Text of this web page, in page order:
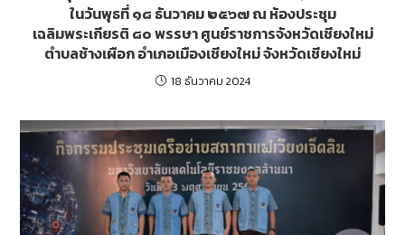
ในวันพุธที่ ๑๘ ธันวาคม ๒๕๖๗ ณ ห้องประชุม
เฉลิมพระเกียรติ ๘๐ พรรษา ศูนย์ราชการจังหวัดเชียงใหม่
ตำบลช้างเผือก อำเภอเมืองเชียงใหม่ จังหวัดเชียงใหม่
18 ธันวาคม 2024